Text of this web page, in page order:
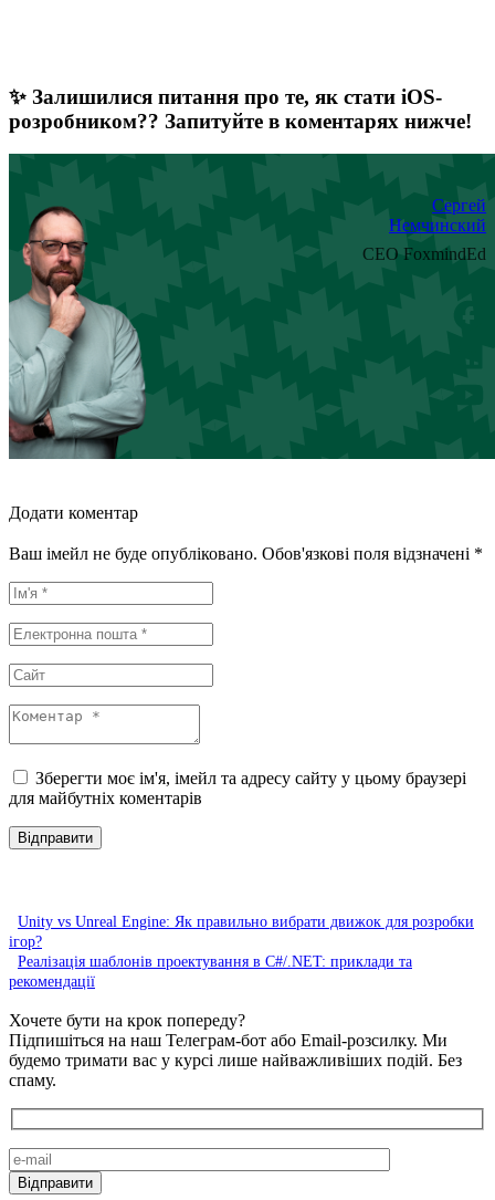
✨ Залишилися питання про те, як стати iOS-
розробником?? Запитуйте в коментарях нижче!
Сергей
Немчинский
CEO FoxmindEd
Додати коментар
Ваш імейл не буде опубліковано. Обов'язкові поля відзначені *
Зберегти моє ім'я, імейл та адресу сайту у цьому браузері
для майбутніх коментарів
Unity vs Unreal Engine: Як правильно вибрати движок для розробки
ігор?
Реалізація шаблонів проектування в C#/.NET: приклади та
рекомендації
Хочете бути на крок попереду?
Підпишіться на наш Телеграм-бот або Email-розсилку. Ми
будемо тримати вас у курсі лише найважливіших подій. Без
спаму.